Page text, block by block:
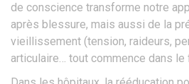
de conscience transforme notre
après blessure, mais aussi de la
vieillissement (tension, raideurs,
articulaire… tout commence dans le